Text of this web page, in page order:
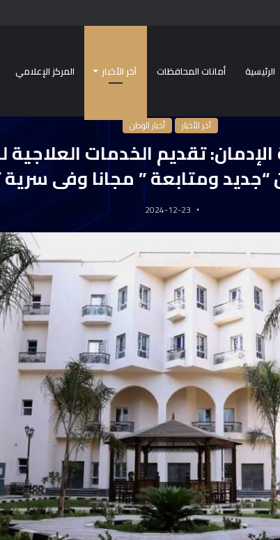
الرئيسية أمانات المحافظات آخر الأخبار المركز الإعلامي
آخر الأخبار أخبار الوطن
ومتابعة ” مجانا وفى سرية
2024-12-23